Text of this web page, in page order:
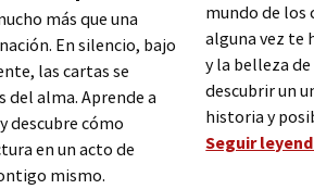
más que una
En silencio, bajo
las cartas se
del alma. Aprende a
descubre cómo
en un acto de
mismo.
mundo de los
alguna vez te
y la belleza
descubrir un
historia y
Seguir